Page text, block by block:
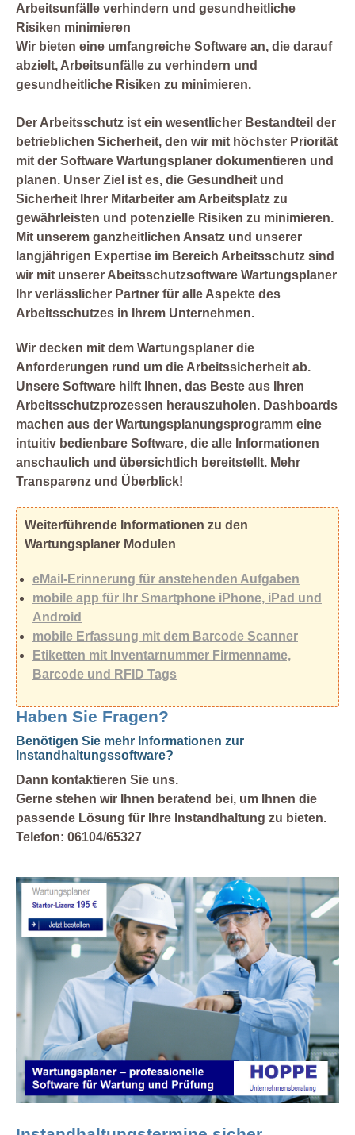
Arbeitsunfälle verhindern und gesundheitliche
Risiken minimieren
Wir bieten eine umfangreiche Software an, die darauf
abzielt, Arbeitsunfälle zu verhindern und
gesundheitliche Risiken zu minimieren.
Der Arbeitsschutz ist ein wesentlicher Bestandteil der
betrieblichen Sicherheit, den wir mit höchster Priorität
mit der Software Wartungsplaner dokumentieren und
planen. Unser Ziel ist es, die Gesundheit und
Sicherheit Ihrer Mitarbeiter am Arbeitsplatz zu
gewährleisten und potenzielle Risiken zu minimieren.
Mit unserem ganzheitlichen Ansatz und unserer
langjährigen Expertise im Bereich Arbeitsschutz sind
wir mit unserer Abeitsschutzsoftware Wartungsplaner
Ihr verlässlicher Partner für alle Aspekte des
Arbeitsschutzes in Ihrem Unternehmen.
Wir decken mit dem Wartungsplaner die
Anforderungen rund um die Arbeitssicherheit ab.
Unsere Software hilft Ihnen, das Beste aus Ihren
Arbeitsschutzprozessen herauszuholen. Dashboards
machen aus der Wartungsplanungsprogramm eine
intuitiv bedienbare Software, die alle Informationen
anschaulich und übersichtlich bereitstellt. Mehr
Transparenz und Überblick!
Weiterführende Informationen zu den
Wartungsplaner Modulen
eMail-Erinnerung für anstehenden Aufgaben
mobile app für Ihr Smartphone iPhone, iPad und
Android
mobile Erfassung mit dem Barcode Scanner
Etiketten mit Inventarnummer Firmenname,
Barcode und RFID Tags
Haben Sie Fragen?
Benötigen Sie mehr Informationen zur
Instandhaltungssoftware?
Dann kontaktieren Sie uns.
Gerne stehen wir Ihnen beratend bei, um Ihnen die
passende Lösung für Ihre Instandhaltung zu bieten.
Telefon: 06104/65327